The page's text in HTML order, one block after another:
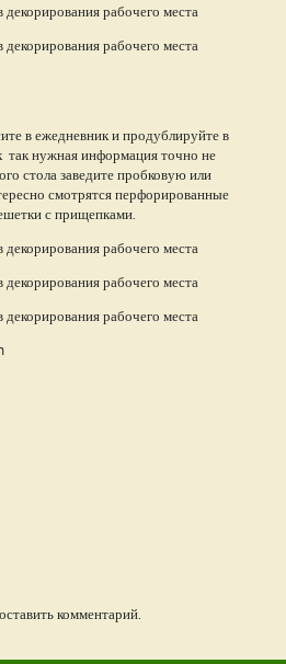
в ежедневник и продублируйте в
нужная информация точно не
стола заведите пробковую или
смотрятся перфорированные
с прищепками.
комментарий.